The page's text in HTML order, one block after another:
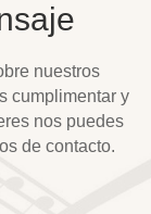
nuestros
cumplimentar y
nos puedes
de contacto.